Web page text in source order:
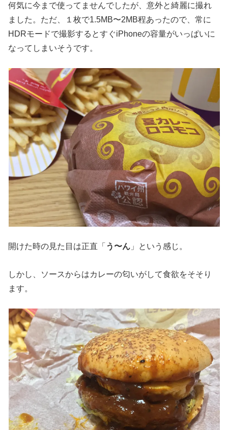
何気に今まで使ってませんでしたが、意外と綺麗に撮れ
ました。ただ、１枚で1.5MB〜2MB程あったので、常に
HDRモードで撮影するとすぐiPhoneの容量がいっぱいに
なってしまいそうです。
開けた時の見た目は正直「 う〜ん 」という感じ。
しかし、 ソースからはカレーの匂いがして食欲をそそり
ます。